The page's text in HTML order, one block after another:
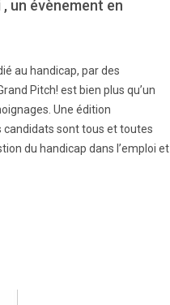
un évènement en
au handicap, par des
Pitch! est bien plus qu’un
Une édition
candidats sont tous et toutes
du handicap dans l’emploi et